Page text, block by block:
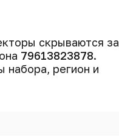
скрываются за
79613823878.
набора, регион и